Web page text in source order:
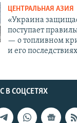
ЦЕНТРАЛЬНАЯ АЗИЯ
«Украина
поступает
— о топливном
и его последствиях
В СОЦСЕТЯХ